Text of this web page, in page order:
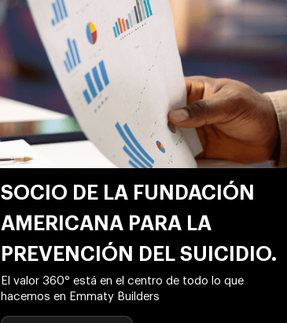
SOCIO DE LA FUNDACIÓN
AMERICANA PARA LA
PREVENCIÓN DEL SUICIDIO.
El valor 360° está en el centro de todo lo que
hacemos en Emmaty Builders